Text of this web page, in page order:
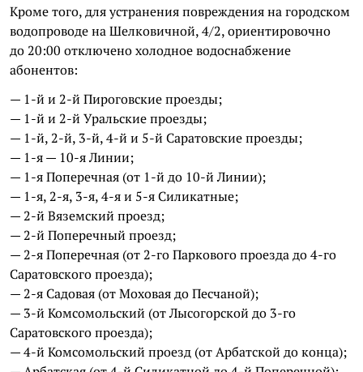
Кроме того, для устранения повреждения на городском
водопроводе на Шелковичной, 4/2, ориентировочно
до 20:00 отключено холодное водоснабжение
абонентов:
— 1-й и 2-й Пироговские проезды;
— 1-й и 2-й Уральские проезды;
— 1-й, 2-й, 3-й, 4-й и 5-й Саратовские проезды;
— 1-я — 10-я Линии;
— 1-я Поперечная (от 1-й до 10-й Линии);
— 1-я, 2-я, 3-я, 4-я и 5-я Силикатные;
— 2-й Вяземский проезд;
— 2-й Поперечный проезд;
— 2-я Поперечная (от 2-го Паркового проезда до 4-го
Саратовского проезда);
— 2-я Садовая (от Моховая до Песчаной);
— 3-й Комсомольский (от Лысогорской до 3-го
Саратовского проезда);
— 4-й Комсомольский проезд (от Арбатской до конца);